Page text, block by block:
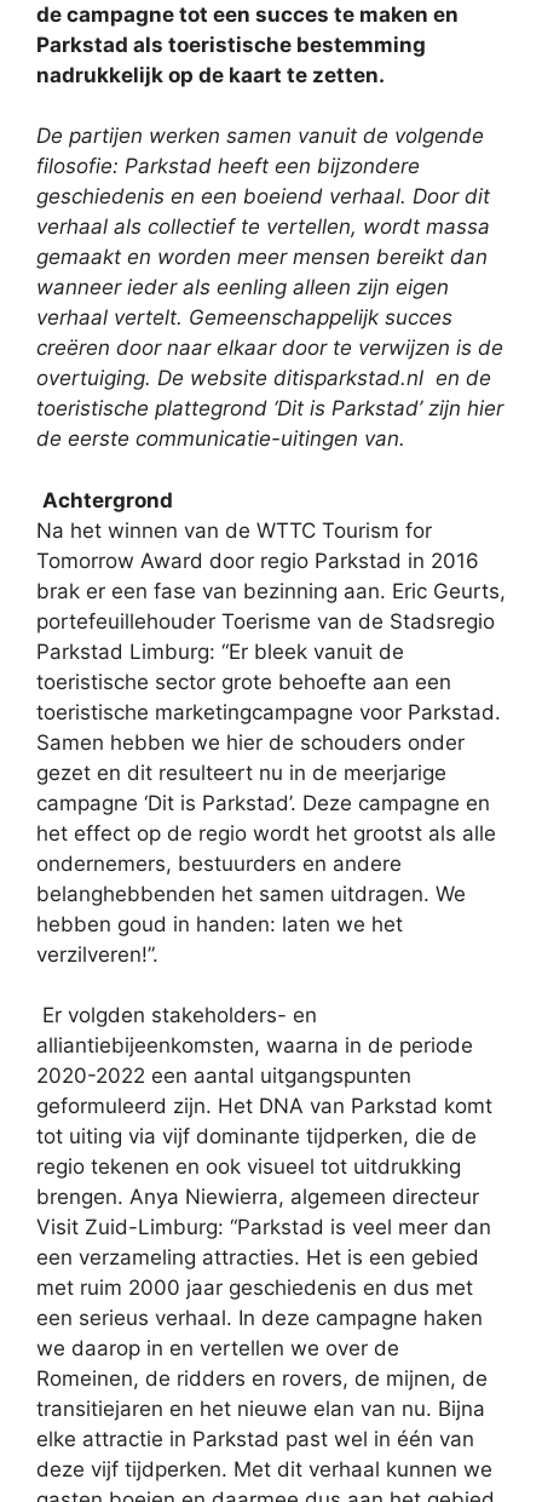
de campagne tot een succes te maken en
Parkstad als toeristische bestemming
nadrukkelijk op de kaart te zetten.
De partijen werken samen vanuit de volgende
filosofie: Parkstad heeft een bijzondere
geschiedenis en een boeiend verhaal. Door dit
verhaal als collectief te vertellen, wordt massa
gemaakt en worden meer mensen bereikt dan
wanneer ieder als eenling alleen zijn eigen
verhaal vertelt. Gemeenschappelijk succes
creëren door naar elkaar door te verwijzen is de
overtuiging. De website ditisparkstad.nl en de
toeristische plattegrond ‘Dit is Parkstad’ zijn hier
de eerste communicatie-uitingen van.
Achtergrond
Na het winnen van de WTTC Tourism for
Tomorrow Award door regio Parkstad in 2016
brak er een fase van bezinning aan. Eric Geurts,
portefeuillehouder Toerisme van de Stadsregio
Parkstad Limburg: “Er bleek vanuit de
toeristische sector grote behoefte aan een
toeristische marketingcampagne voor Parkstad.
Samen hebben we hier de schouders onder
gezet en dit resulteert nu in de meerjarige
campagne ‘Dit is Parkstad’. Deze campagne en
het effect op de regio wordt het grootst als alle
ondernemers, bestuurders en andere
belanghebbenden het samen uitdragen. We
hebben goud in handen: laten we het
verzilveren!”.
Er volgden stakeholders- en
alliantiebijeenkomsten, waarna in de periode
2020-2022 een aantal uitgangspunten
geformuleerd zijn. Het DNA van Parkstad komt
tot uiting via vijf dominante tijdperken, die de
regio tekenen en ook visueel tot uitdrukking
brengen. Anya Niewierra, algemeen directeur
Visit Zuid-Limburg: “Parkstad is veel meer dan
een verzameling attracties. Het is een gebied
met ruim 2000 jaar geschiedenis en dus met
een serieus verhaal. In deze campagne haken
we daarop in en vertellen we over de
Romeinen, de ridders en rovers, de mijnen, de
transitiejaren en het nieuwe elan van nu. Bijna
elke attractie in Parkstad past wel in één van
deze vijf tijdperken. Met dit verhaal kunnen we